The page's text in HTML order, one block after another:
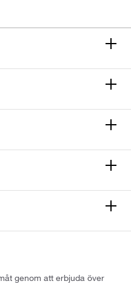
genom att erbjuda över